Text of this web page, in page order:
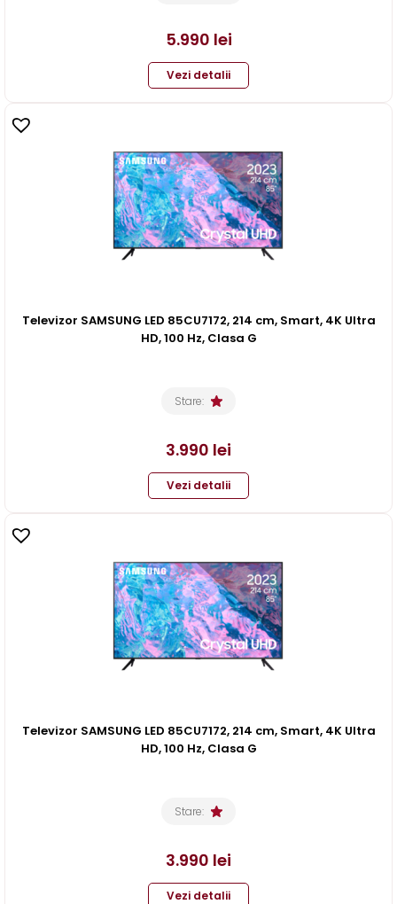
5.990 lei
Vezi detalii
Televizor SAMSUNG LED 85CU7172, 214 cm, Smart, 4K Ultra
HD, 100 Hz, Clasa G
Stare:
3.990 lei
Vezi detalii
Televizor SAMSUNG LED 85CU7172, 214 cm, Smart, 4K Ultra
HD, 100 Hz, Clasa G
Stare:
3.990 lei
Vezi detalii